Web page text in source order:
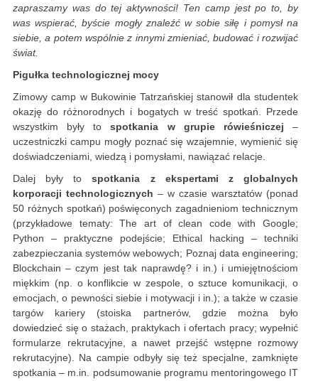
zapraszamy was do tej aktywności! Ten camp jest po to, by
was wspierać, byście mogły znaleźć w sobie siłę i pomysł na
siebie, a potem wspólnie z innymi zmieniać, budować i rozwijać
świat.
Pigułka technologicznej mocy
Zimowy camp w Bukowinie Tatrzańskiej stanowił dla studentek
okazję do różnorodnych i bogatych w treść spotkań. Przede
wszystkim były tospotkania w grupie rówieśniczej –
uczestniczki campu mogły poznać się wzajemnie, wymienić się
doświadczeniami, wiedzą i pomysłami, nawiązać relacje.
Dalej były tospotkania z ekspertami z globalnych
korporacji technologicznych – w czasie warsztatów (ponad
50 różnych spotkań) poświęconych zagadnieniom technicznym
(przykładowe tematy: The art of clean code with Google;
Python – praktyczne podejście; Ethical hacking – techniki
zabezpieczania systemów webowych; Poznaj data engineering;
Blockchain – czym jest tak naprawdę? i in.) i umiejętnościom
miękkim (np. o konflikcie w zespole, o sztuce komunikacji, o
emocjach, o pewności siebie i motywacji i in.); a także w czasie
targów kariery (stoiska partnerów, gdzie można było
dowiedzieć się o stażach, praktykach i ofertach pracy; wypełnić
formularze rekrutacyjne, a nawet przejść wstępne rozmowy
rekrutacyjne). Na campie odbyły się też specjalne, zamknięte
spotkania – m.in. podsumowanie programu mentoringowego IT